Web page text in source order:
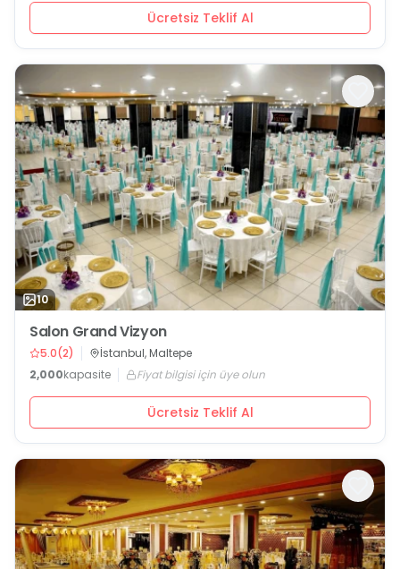
Ücretsiz Teklif Al
10
Salon Grand Vizyon
5.0(2)
İstanbul, Maltepe
2,000kapasite Fiyat bilgisi için üye olun
Ücretsiz Teklif Al